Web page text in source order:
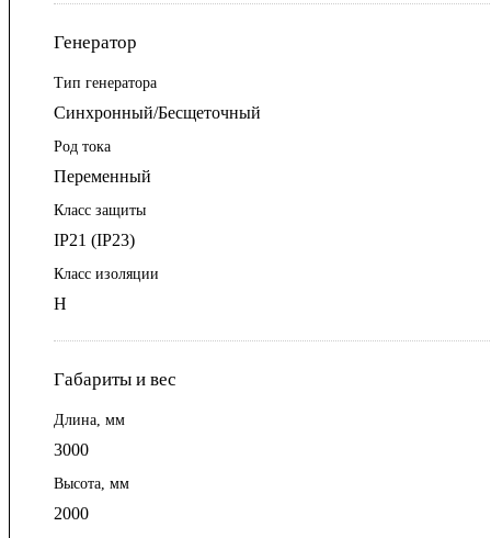
Генератор
Тип генератора
Синхронный/Бесщеточный
Род тока
Переменный
Класс защиты
IP21 (IP23)
Класс изоляции
Н
Габариты и вес
Длина, мм
3000
Высота, мм
2000